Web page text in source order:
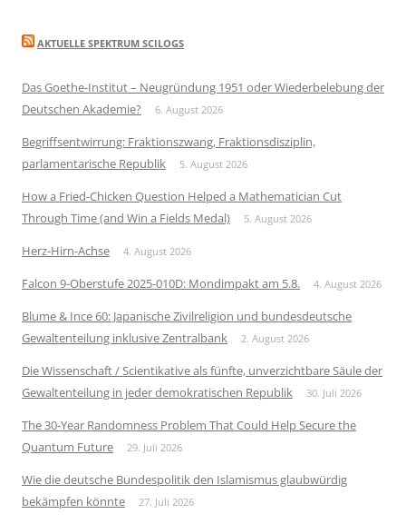
AKTUELLE SPEKTRUM SCILOGS
Das Goethe-Institut – Neugründung 1951 oder Wiederbelebung der
Deutschen Akademie?
6. August 2026
Begriffsentwirrung: Fraktionszwang, Fraktionsdisziplin,
parlamentarische Republik
5. August 2026
How a Fried-Chicken Question Helped a Mathematician Cut
Through Time (and Win a Fields Medal)
5. August 2026
Herz-Hirn-Achse 4. August 2026
Falcon 9-Oberstufe 2025-010D: Mondimpakt am 5.8. 4. August 2026
Blume & Ince 60: Japanische Zivilreligion und bundesdeutsche
Gewaltenteilung inklusive Zentralbank
2. August 2026
Die Wissenschaft / Scientikative als fünfte, unverzichtbare Säule der
Gewaltenteilung in jeder demokratischen Republik
30. Juli 2026
The 30-Year Randomness Problem That Could Help Secure the
Quantum Future
29. Juli 2026
Wie die deutsche Bundespolitik den Islamismus glaubwürdig
bekämpfen könnte
27. Juli 2026